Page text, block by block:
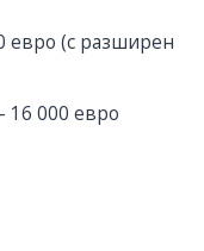
евро (с разширен
16 000 евро